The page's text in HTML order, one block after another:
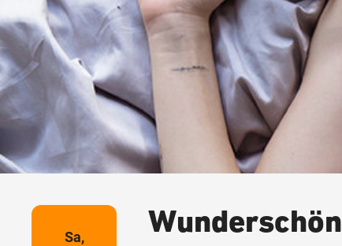
Sa,
Wunderschön